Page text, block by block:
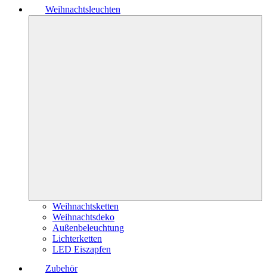
Weihnachtsleuchten
Weihnachtsketten
Weihnachtsdeko
Außenbeleuchtung
Lichterketten
LED Eiszapfen
Zubehör